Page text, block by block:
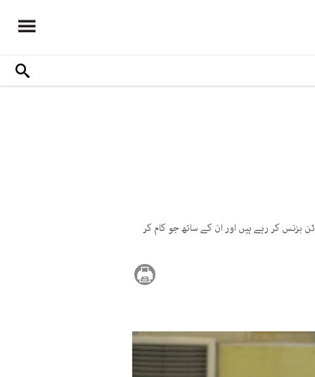
بزنس کر رہے ہیں اور ان کے ساتھ جو کام کر